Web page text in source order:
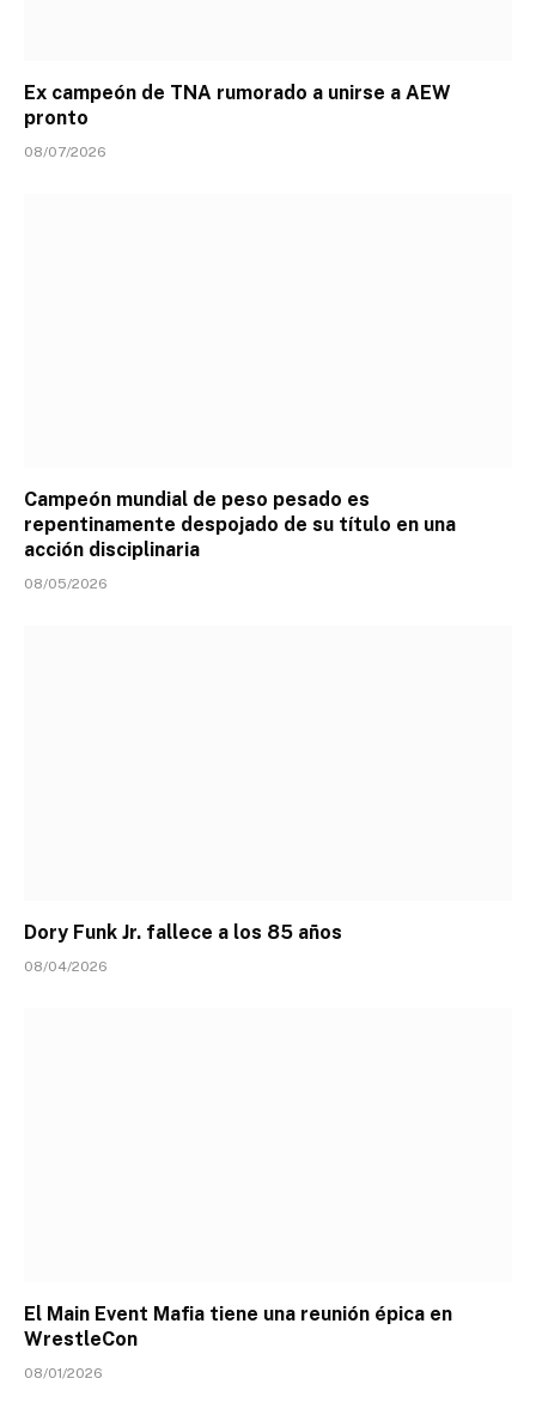
Ex campeón de TNA rumorado a unirse a AEW
pronto
08/07/2026
Campeón mundial de peso pesado es
repentinamente despojado de su título en una
acción disciplinaria
08/05/2026
Dory Funk Jr. fallece a los 85 años
08/04/2026
El Main Event Mafia tiene una reunión épica en
WrestleCon
08/01/2026